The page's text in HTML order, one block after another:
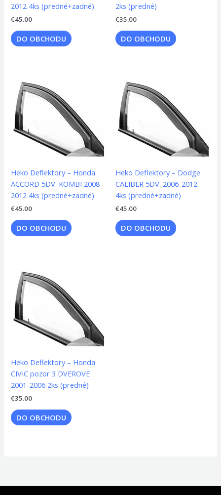
2012 4ks (predné+zadné)
€45.00
DO OBCHODU
2ks (predné)
€35.00
DO OBCHODU
Heko Deflektory – Honda
ACCORD 5DV. KOMBI 2008-
2012 4ks (predné+zadné)
€45.00
DO OBCHODU
Heko Deflektory – Dodge
CALIBER 5DV. 2006-2012
4ks (predné+zadné)
€45.00
DO OBCHODU
Heko Deflektory – Honda
CIVIC pozor 3 DVEROVE
2001-2006 2ks (predné)
€35.00
DO OBCHODU